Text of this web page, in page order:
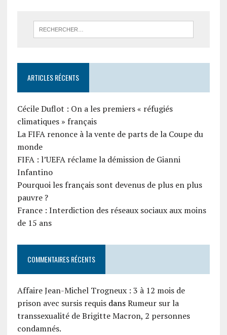
ARTICLES RÉCENTS
Cécile Duflot : On a les premiers « réfugiés
climatiques » français
La FIFA renonce à la vente de parts de la Coupe du
monde
FIFA : l’UEFA réclame la démission de Gianni
Infantino
Pourquoi les français sont devenus de plus en plus
pauvre ?
France : Interdiction des réseaux sociaux aux moins
de 15 ans
COMMENTAIRES RÉCENTS
Affaire Jean-Michel Trogneux : 3 à 12 mois de
prison avec sursis requisdansRumeur sur la
transsexualité de Brigitte Macron, 2 personnes
condamnés.